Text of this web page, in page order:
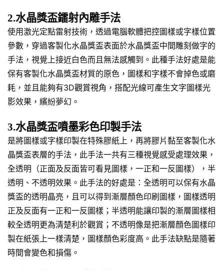
2.水晶獎盃鐳射內雕手法
使用激光定點雷射技術，透過電腦軟體把控圖樣或字樣位置
參數，穿過客製化水晶獎盃表面於水晶獎盃中間雕刻做字的
手法，視覺上接近白色而且無法感觸到。此種手法好處是能
保有客製化水晶獎盃材質的原色，圖樣和字樣不會掉色或磨
耗，並且能夠有3D觀賞視角，搭配光線可產生文字圖樣光
影效果，繽紛夢幻。
3.水晶獎盃噴墨彩色印製手法
是將圖樣或字樣印製在特殊膠紙上，再將膠片黏至客製化水
晶獎盃表層的手法，此手法一共有三種視覺感受處理效果，
全透明（正面及反面皆可看見圖樣，一正和一反圖樣），半
透明、不透明效果。此手法的好處是：全透明可以保有水晶
獎盃的透明晶亮，且可以得到漸層顏色印刷圖樣，圖樣透明
正及反面有一正和一反圖樣；半透明能讓印製的漸層圖樣相
較全透明更為清楚利於觀賞；不透明像是把漸層顏色圖樣印
製在紙張上一樣清楚，圖樣顏色彩度高。此手法缺點是隨著
時間會變色和損傷。